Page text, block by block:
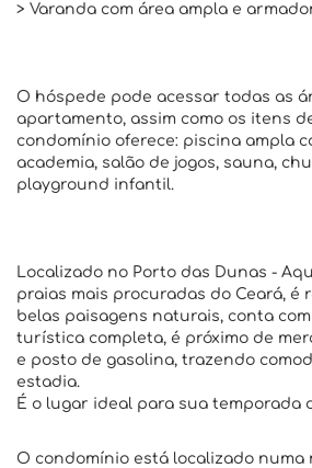
> Varanda com área ampla e
O hóspede pode acessar todas as
apartamento, assim como os itens
condomínio oferece: piscina ampla
academia, salão de jogos, sauna,
playground infantil.
Localizado no Porto das Dunas -
praias mais procuradas do Ceará, é
belas paisagens naturais, conta
turística completa, é próximo de
e posto de gasolina, trazendo
estadia.
É o lugar ideal para sua temporada
O condomínio está localizado numa